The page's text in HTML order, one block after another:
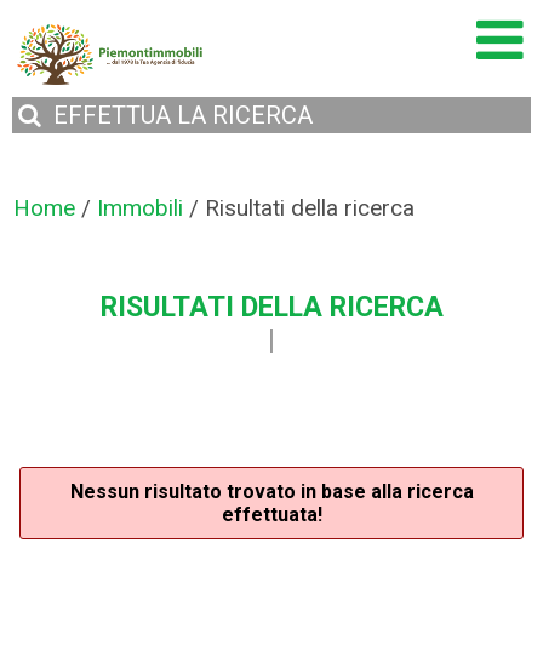
EFFETTUA LA RICERCA
Home / Immobili / Risultati della ricerca
RISULTATI DELLA RICERCA
Nessun risultato trovato in base alla ricerca
effettuata!